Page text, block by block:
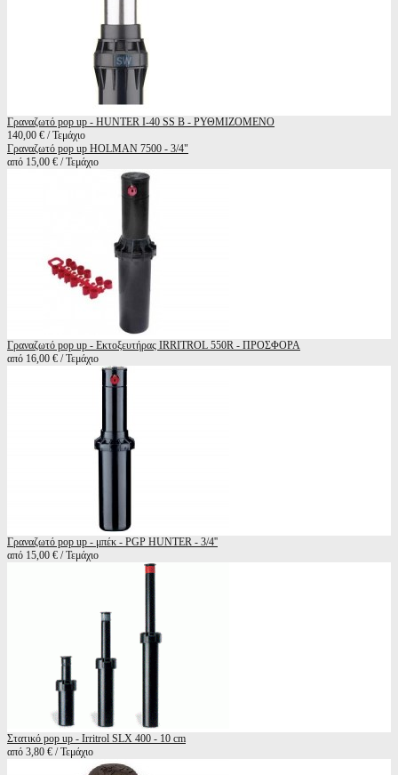
Γραναζωτό pop up - HUNTER I-40 SS B - ΡΥΘΜΙΖΟΜΕΝΟ
140,00 € / Τεμάχιο
Γραναζωτό pop up HOLMAN 7500 - 3/4"
από 15,00 € / Τεμάχιο
Γραναζωτό pop up - Εκτοξευτήρας IRRITROL 550R - ΠΡΟΣΦΟΡΑ
από 16,00 € / Τεμάχιο
Γραναζωτό pop up - μπέκ - PGP HUNTER - 3/4''
από 15,00 € / Τεμάχιο
Στατικό pop up - Irritrol SLX 400 - 10 cm
από 3,80 € / Τεμάχιο